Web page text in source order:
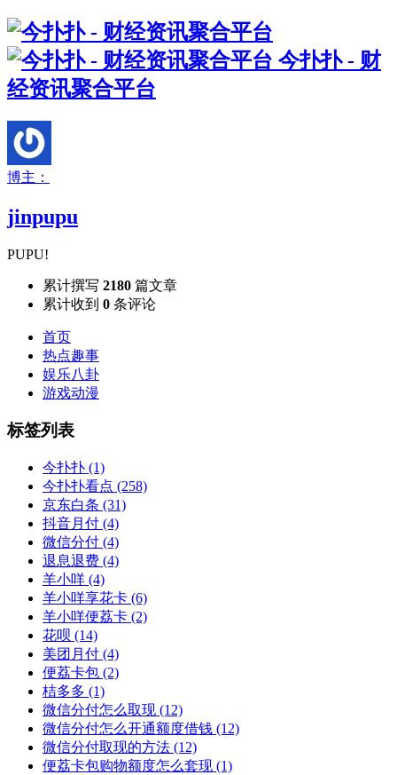
今扑扑 - 财
经资讯聚合平台
博主：
jinpupu
PUPU!
累计撰写 2180 篇文章
累计收到 0 条评论
首页
热点趣事
娱乐八卦
游戏动漫
标签列表
今扑扑 (1)
今扑扑看点 (258)
京东白条 (31)
抖音月付 (4)
微信分付 (4)
退息退费 (4)
羊小咩 (4)
羊小咩享花卡 (6)
羊小咩便荔卡 (2)
花呗 (14)
美团月付 (4)
便荔卡包 (2)
桔多多 (1)
微信分付怎么取现 (12)
微信分付怎么开通额度借钱 (12)
微信分付取现的方法 (12)
便荔卡包购物额度怎么套现 (1)